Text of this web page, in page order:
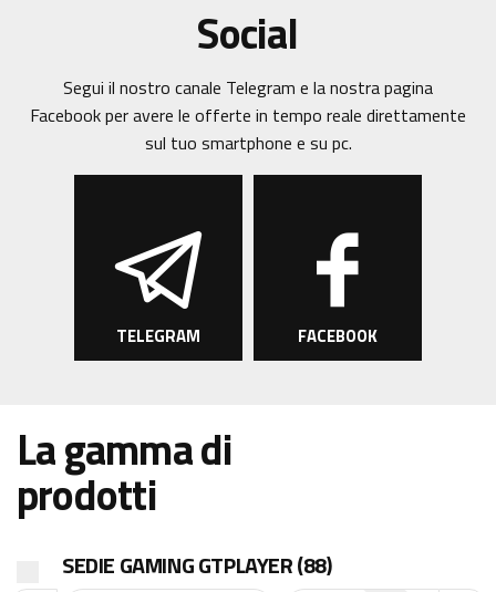
Social
Segui il nostro canale Telegram e la nostra pagina
Facebook per avere le offerte in tempo reale direttamente
sul tuo smartphone e su pc.
TELEGRAM FACEBOOK
La gamma di
prodotti
SEDIE GAMING GTPLAYER(88)